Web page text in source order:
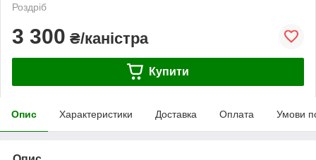
Роздріб
3 300 ₴/каністра
Купити
Опис Характеристики Доставка Оплата Умови